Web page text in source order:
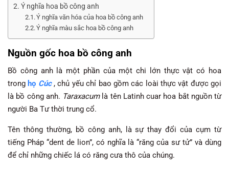
Ý nghĩa hoa bồ công anh
Ý nghĩa văn hóa của hoa bồ công anh
Ý nghĩa màu sắc hoa bồ công anh
Nguồn gốc hoa bồ công anh
Bồ công anh là một phần của một chi lớn thực vật có hoa
trong họ Cúc, chủ yếu chỉ bao gồm các loài thực vật được gọi
là bồ công anh. Taraxacumlà tên Latinh cuar hoa bắt nguồn từ
người Ba Tư thời trung cổ.
Tên thông thường, bồ công anh, là sự thay đổi của cụm từ
tiếng Pháp “dent de lion”, có nghĩa là “răng của sư tử” và dùng
để chỉ những chiếc lá có răng cưa thô của chúng.